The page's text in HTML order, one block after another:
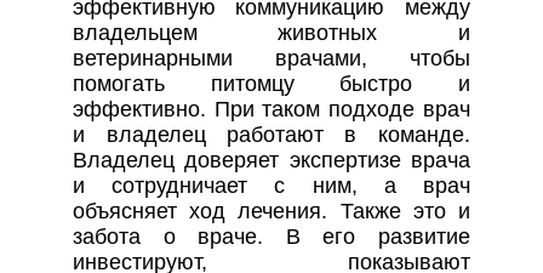
эффективную коммуникацию между
владельцем животных и
ветеринарными врачами, чтобы
помогать питомцу быстро и
эффективно. При таком подходе врач
и владелец работают в команде.
Владелец доверяет экспертизе врача
и сотрудничает с ним, а врач
объясняет ход лечения. Также это и
забота о враче. В его развитие
инвестируют, показывают